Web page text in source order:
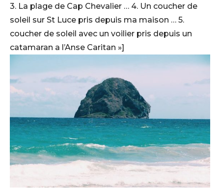
3. La plage de Cap Chevalier … 4. Un coucher de
soleil sur St Luce pris depuis ma maison … 5.
coucher de soleil avec un voilier pris depuis un
catamaran a l’Anse Caritan »]